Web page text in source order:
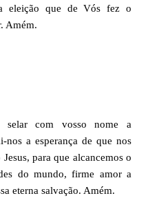
eleição que de Vós fez o
Amém.
selar com vosso nome a
nos a esperança de que nos
para que alcancemos o
do mundo, firme amor a
eterna salvação. Amém.